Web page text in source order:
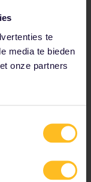
te
media te bieden
onze partners
een
in-
Pas